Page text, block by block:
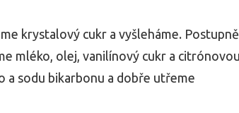
krystalový cukr a vyšleháme. Postupně
mléko, olej, vanilínový cukr a
a sodu bikarbonu a dobře utřeme